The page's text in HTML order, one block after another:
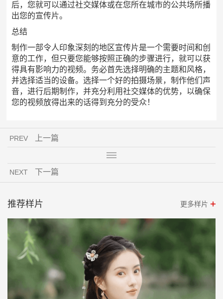
后，您就可以通过社交媒体或在您所在城市的公共场所播
出您的宣传片。
总结
制作一部令人印象深刻的地区宣传片是一个需要时间和创
意的工作，但只要您能够按照正确的步骤进行，就可以获
得具有影响力的视频。务必首先选择明确的主题和风格，
并选择适当的设备。选择一个好的拍摄场景，制作他们声
音，进行后期制作，并充分利用社交媒体的优势，以确保
您的视频放得出来的话得到充分的受众！
PREV 上一篇
NEXT 下一篇
推荐样片 更多样片